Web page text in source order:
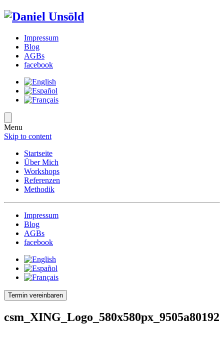
Impressum
Blog
AGBs
facebook
Menu
Skip to content
Startseite
Über Mich
Workshops
Referenzen
Methodik
Impressum
Blog
AGBs
facebook
Termin vereinbaren
csm_XING_Logo_580x580px_9505a80192